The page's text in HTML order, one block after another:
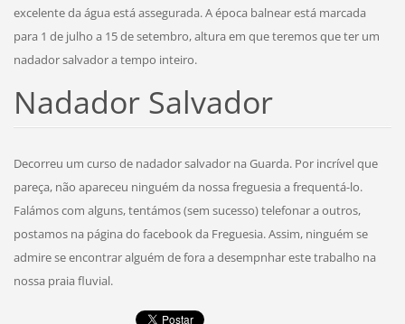
excelente da água está assegurada. A época balnear está marcada
para 1 de julho a 15 de setembro, altura em que teremos que ter um
nadador salvador a tempo inteiro.
Nadador Salvador
Decorreu um curso de nadador salvador na Guarda. Por incrível que
pareça, não apareceu ninguém da nossa freguesia a frequentá-lo.
Falámos com alguns, tentámos (sem sucesso) telefonar a outros,
postamos na página do facebook da Freguesia. Assim, ninguém se
admire se encontrar alguém de fora a desempnhar este trabalho na
nossa praia fluvial.